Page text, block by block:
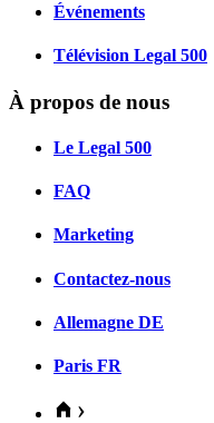
Événements
Télévision Legal 500
À propos de nous
Le Legal 500
FAQ
Marketing
Contactez-nous
Allemagne DE
Paris FR